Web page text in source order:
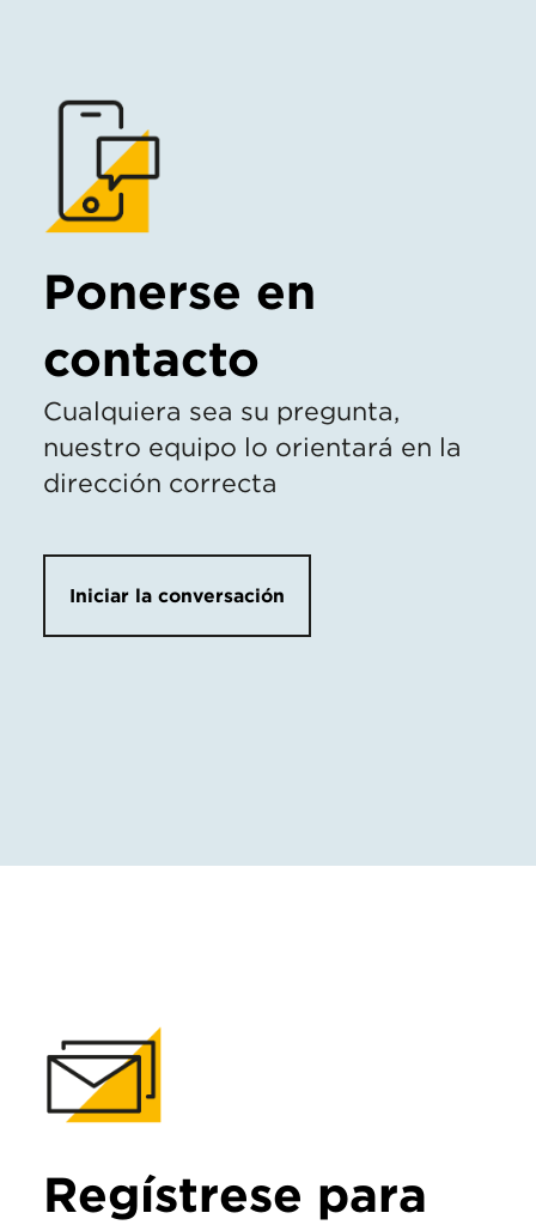
Ponerse en
contacto
Cualquiera sea su pregunta,
nuestro equipo lo orientará en la
dirección correcta
Iniciar la conversación
Regístrese para